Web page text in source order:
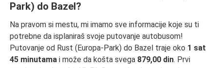
Park) do Bazel?
Na pravom si mestu, mi imamo sve informacije koje su ti
potrebne da isplaniraš svoje putovanje autobusom!
Putovanje od Rust (Europa-Park) do Bazel traje oko 1 sat
45 minutama i može da košta svega 879,00 din. Prvi